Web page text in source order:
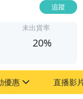
追蹤
未出貨率
20%
優惠 直播影